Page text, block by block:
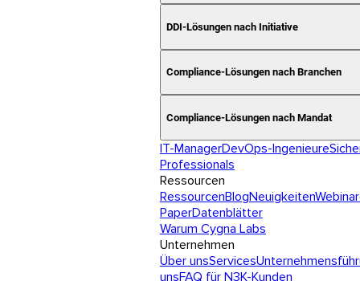
DDI-Lösungen nach Initiative
Compliance-Lösungen nach Branchen
Compliance-Lösungen nach Mandat
IT-ManagerDevOps-Ingenieure
Professionals
Ressourcen
RessourcenBlogNeuigkeiten
PaperDatenblätter
Warum Cygna Labs
Unternehmen
Über unsServices
unsFAQ für N3K-Kunden